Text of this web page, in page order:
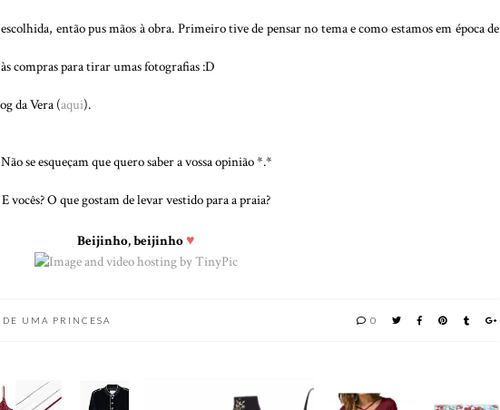
então pus mãos à obra. Primeiro tive de pensar no tema e como estamos em época de
compras para tirar umas fotografias :D
da Vera (aqui).
Não se esqueçam que quero saber a vossa opinião *.*
E vocês? O que gostam de levar vestido para a praia?
Beijinho, beijinho ♥
0
UMA PRINCESA